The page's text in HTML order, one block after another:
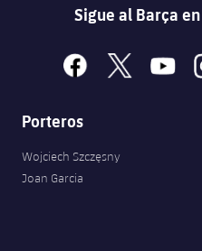
Sigue al Barça
facebook
x youtube
Porteros
Wojciech Szczęsny
Joan Garcia